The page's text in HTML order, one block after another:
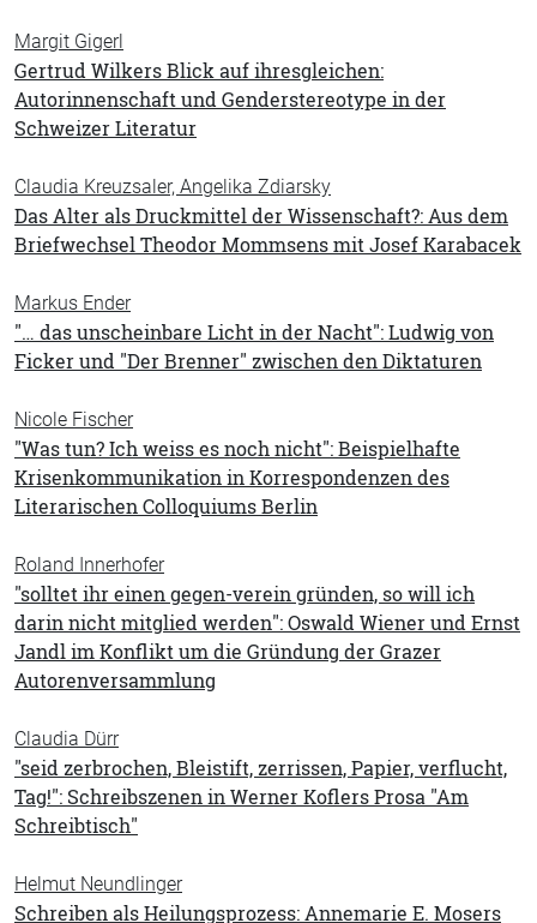
Margit Gigerl
Gertrud Wilkers Blick auf ihresgleichen:
Autorinnenschaft und Genderstereotype in der
Schweizer Literatur
Claudia Kreuzsaler, Angelika Zdiarsky
Das Alter als Druckmittel der Wissenschaft?: Aus dem
Briefwechsel Theodor Mommsens mit Josef Karabacek
Markus Ender
"… das unscheinbare Licht in der Nacht": Ludwig von
Ficker und "Der Brenner" zwischen den Diktaturen
Nicole Fischer
"Was tun? Ich weiss es noch nicht": Beispielhafte
Krisenkommunikation in Korrespondenzen des
Literarischen Colloquiums Berlin
Roland Innerhofer
"solltet ihr einen gegen-verein gründen, so will ich
darin nicht mitglied werden": Oswald Wiener und Ernst
Jandl im Konflikt um die Gründung der Grazer
Autorenversammlung
Claudia Dürr
"seid zerbrochen, Bleistift, zerrissen, Papier, verflucht,
Tag!": Schreibszenen in Werner Koflers Prosa "Am
Schreibtisch"
Helmut Neundlinger
Schreiben als Heilungsprozess: Annemarie E. Mosers